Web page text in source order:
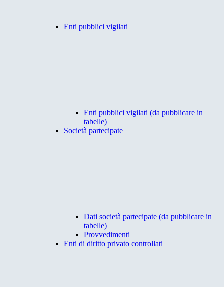
Enti pubblici vigilati
Enti pubblici vigilati (da pubblicare in
tabelle)
Società partecipate
Dati società partecipate (da pubblicare in
tabelle)
Provvedimenti
Enti di diritto privato controllati